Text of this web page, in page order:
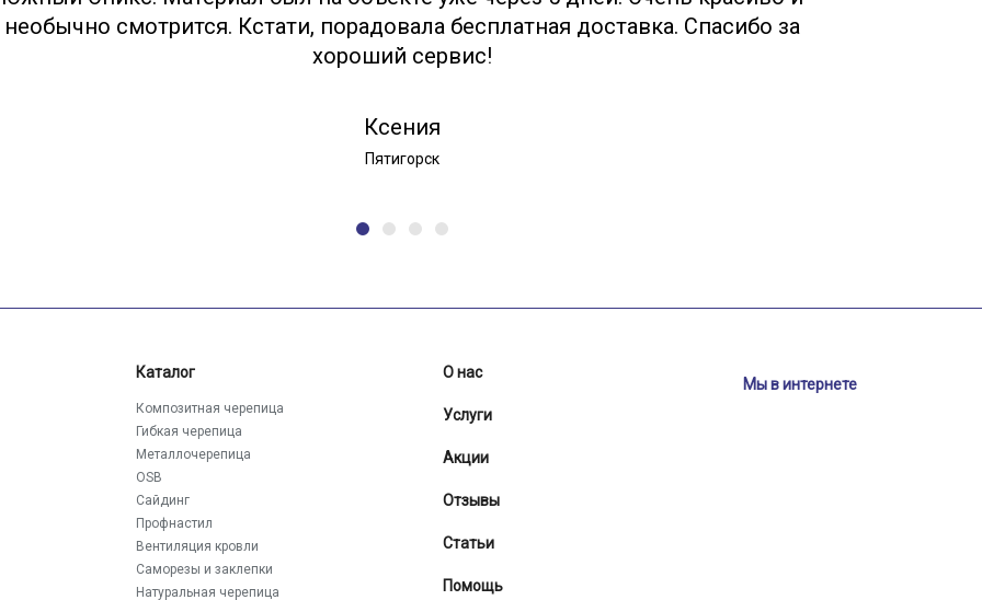
необычно смотрится. Кстати, порадовала бесплатная доставка. Спасибо за
хороший сервис!
Ксения
Пятигорск
Мы в интернете
Каталог
Композитная черепица
Гибкая черепица
Металлочерепица
OSB
Сайдинг
Профнастил
Вентиляция кровли
Саморезы и заклепки
Натуральная черепица
О нас
Услуги
Акции
Отзывы
Статьи
Помощь